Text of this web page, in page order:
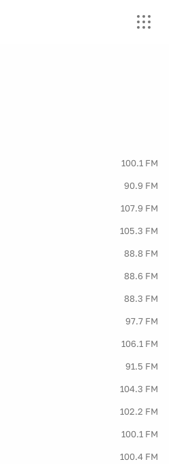
100.1 FM
90.9 FM
107.9 FM
105.3 FM
88.8 FM
88.6 FM
88.3 FM
97.7 FM
106.1 FM
91.5 FM
104.3 FM
102.2 FM
100.1 FM
100.4 FM